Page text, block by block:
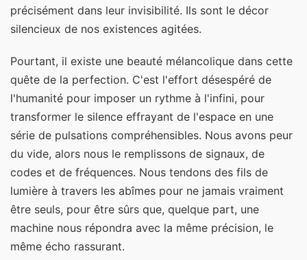
précisément dans leur invisibilité. Ils sont le décor
silencieux de nos existences agitées.
Pourtant, il existe une beauté mélancolique dans cette
quête de la perfection. C'est l'effort désespéré de
l'humanité pour imposer un rythme à l'infini, pour
transformer le silence effrayant de l'espace en une
série de pulsations compréhensibles. Nous avons peur
du vide, alors nous le remplissons de signaux, de
codes et de fréquences. Nous tendons des fils de
lumière à travers les abîmes pour ne jamais vraiment
être seuls, pour être sûrs que, quelque part, une
machine nous répondra avec la même précision, le
même écho rassurant.